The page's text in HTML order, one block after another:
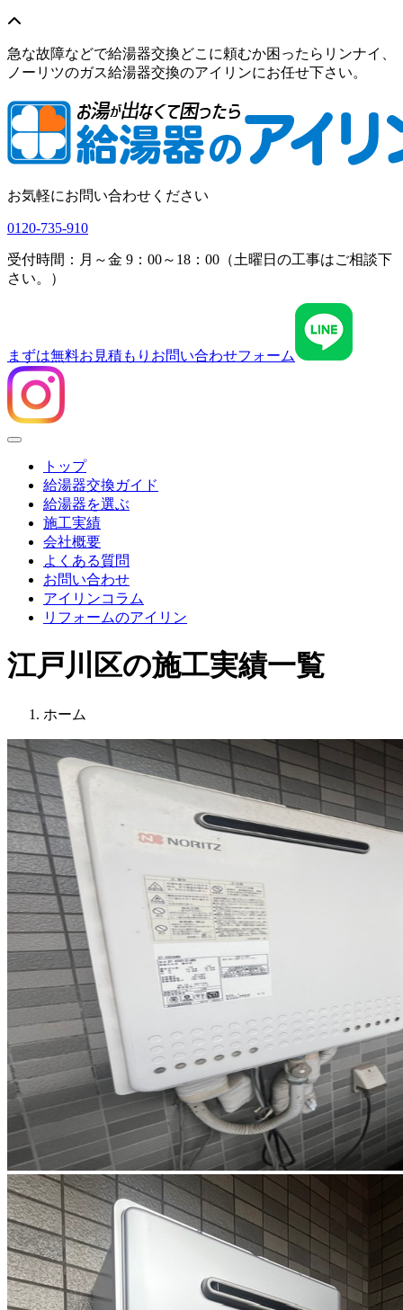
急な故障などで給湯器交換どこに頼むか困ったらリンナイ、
ノーリツのガス給湯器交換のアイリンにお任せ下さい。
お気軽にお問い合わせください
0120-735-910
受付時間：月～金 9：00～18：00（土曜日の工事はご相談下
さい。）
まずは無料お見積もり お問い合わせフォーム
Menu
トップ
給湯器交換ガイド
給湯器を選ぶ
施工実績
会社概要
よくある質問
お問い合わせ
アイリンコラム
リフォームのアイリン
江戸川区の施工実績一覧
ホーム